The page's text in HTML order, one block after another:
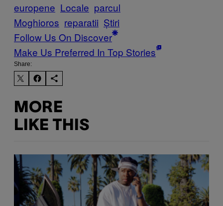
europene Locale parcul
Moghioros reparatii Știri
Follow Us On Discover
Make Us Preferred In Top Stories
Share:
MORE
LIKE THIS